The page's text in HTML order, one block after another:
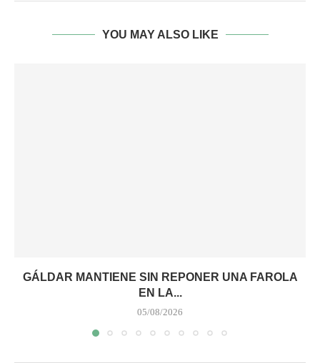
YOU MAY ALSO LIKE
GÁLDAR MANTIENE SIN REPONER UNA FAROLA
EN LA...
05/08/2026